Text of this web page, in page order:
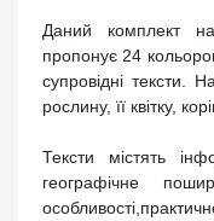
Даний комплект
пропонує 24
супровідні тексти.
рослину, її квітку,
Тексти містять
географічне